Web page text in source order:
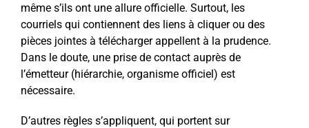
même s’ils ont une allure officielle. Surtout, les
courriels qui contiennent des liens à cliquer ou des
pièces jointes à télécharger appellent à la prudence.
Dans le doute, une prise de contact auprès de
l’émetteur (hiérarchie, organisme officiel) est
nécessaire.
D’autres règles s’appliquent, qui portent sur